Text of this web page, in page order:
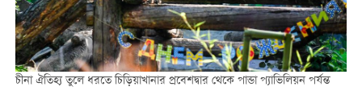
চীনা ঐতিহ্য তুলে ধরতে চিড়িয়াখানার প্রবেশদ্বার থেকে পান্ডা প্যাভিলিয়ন পর্যন্ত